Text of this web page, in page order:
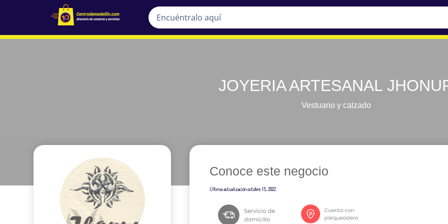
JOYERIA ARTESANAL
Vestuario y calzado
Conoce este negocio
Última actualizaciónoctubre 15, 2022